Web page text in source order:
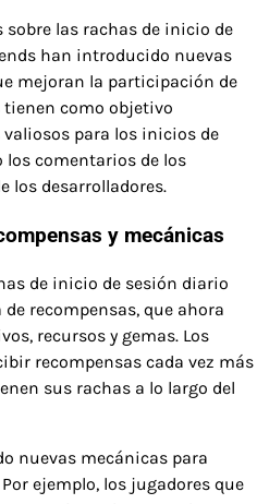
las rachas de inicio de
han introducido nuevas
mejoran la participación de
tienen como objetivo
para los inicios de
los comentarios de los
los desarrolladores.
y mecánicas
de inicio de sesión diario
recompensas, que ahora
recursos y gemas. Los
recompensas cada vez más
sus rachas a lo largo del
nuevas mecánicas para
ejemplo, los jugadores que